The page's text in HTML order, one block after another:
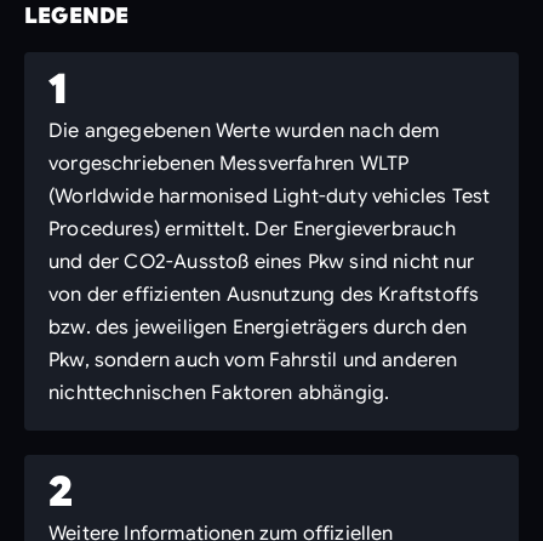
LEGENDE
1
Die angegebenen Werte wurden nach dem
vorgeschriebenen Messverfahren WLTP
(Worldwide harmonised Light-duty vehicles Test
Procedures) ermittelt. Der Energieverbrauch
und der CO2-Ausstoß eines Pkw sind nicht nur
von der effizienten Ausnutzung des Kraftstoffs
bzw. des jeweiligen Energieträgers durch den
Pkw, sondern auch vom Fahrstil und anderen
nichttechnischen Faktoren abhängig.
2
Weitere Informationen zum offiziellen